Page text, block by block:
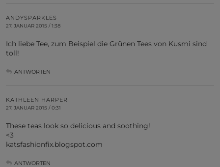
ANDYSPARKLES
27. JANUAR 2015 / 1:38
Ich liebe Tee, zum Beispiel die Grünen Tees von Kusmi sind
toll!
ANTWORTEN
KATHLEEN HARPER
27. JANUAR 2015 / 0:31
These teas look so delicious and soothing!
<3
katsfashionfix.blogspot.com
ANTWORTEN